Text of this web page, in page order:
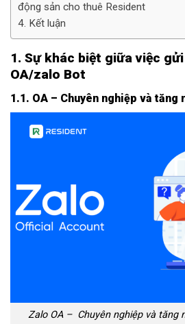
động sản cho thuê Resident
4. Kết luận
1. Sự khác biệt giữa việc
OA/zalo Bot
1.1. OA – Chuyên nghiệp và tăng
Zalo OA – Chuyên nghiệp và tăng